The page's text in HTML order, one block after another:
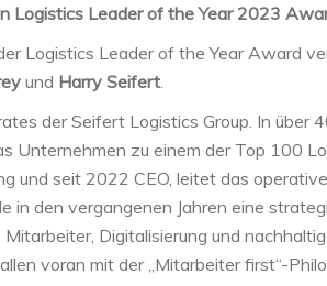
Logistics Leader of the Year 2023
Logistics Leader of the Year Award
und Harry Seifert
der Seifert Logistics Group. In über
Unternehmen zu einem der Top 100
und seit 2022 CEO, leitet das
in den vergangenen Jahren eine
Digitalisierung und
voran mit der „Mitarbeiter first“-